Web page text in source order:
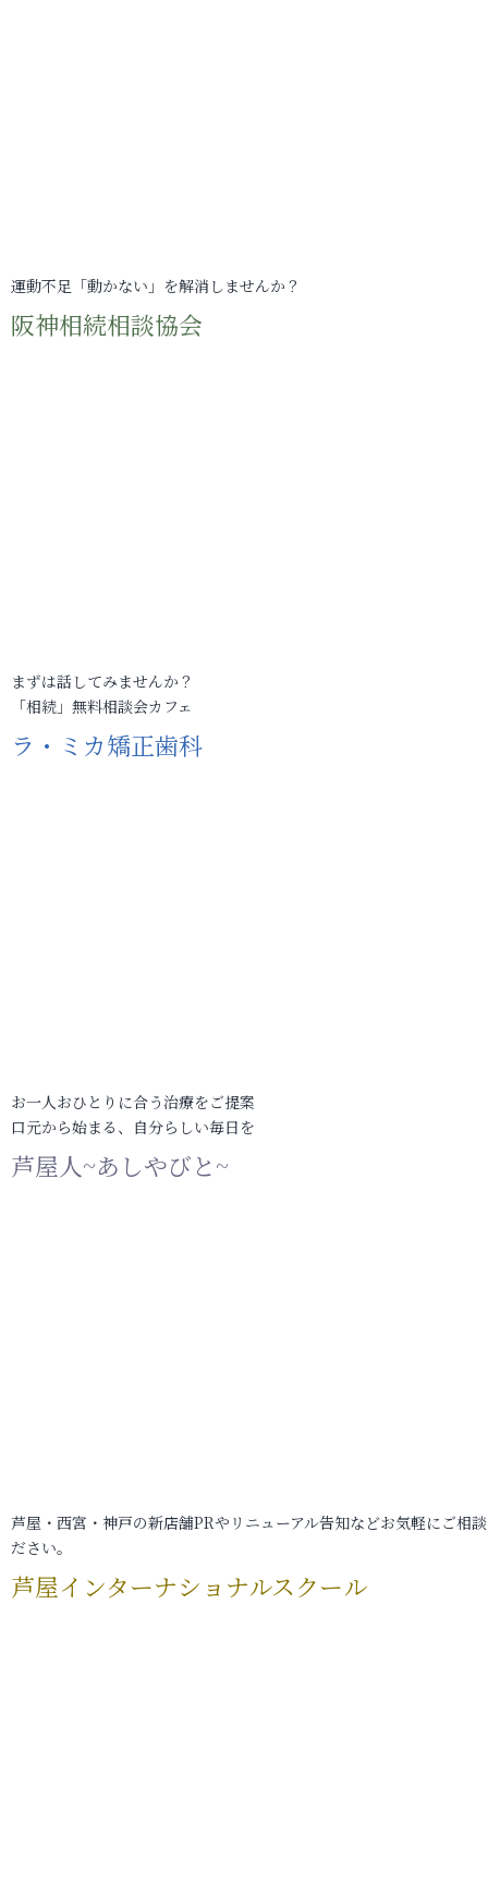
運動不足「動かない」を解消しませんか？
阪神相続相談協会
まずは話してみませんか？
「相続」無料相談会カフェ
ラ・ミカ矯正歯科
お一人おひとりに合う治療をご提案
口元から始まる、自分らしい毎日を
芦屋人~あしやびと~
芦屋・西宮・神戸の新店舗PRやリニューアル告知などお気軽にご相
ださい。
芦屋インターナショナルスクール